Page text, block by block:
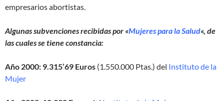
empresarios abortistas.
Algunas subvenciones recibidas por «Mujeres para la Salud«, de
las cuales se tiene constancia:
Año 2000: 9.315’69 Euros (1.550.000 Ptas.) del Instituto de la
Mujer